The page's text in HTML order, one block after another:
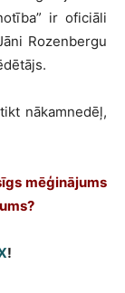
ir oficiāli
Rozenbergu
nākamnedēļ,
mēģinājums
!